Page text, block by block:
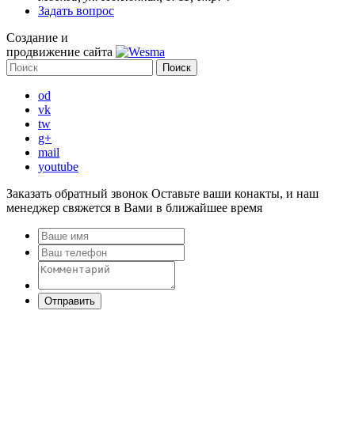
Задать вопрос
Создание и
продвижение сайта
od
vk
tw
g+
mail
youtube
Заказать обратный звонок Оставьте ваши конакты, и наш
менеджер свяжется в Вами в ближайшее время
Отправить